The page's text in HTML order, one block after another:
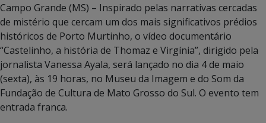
Campo Grande (MS) – Inspirado pelas narrativas cercadas
de mistério que cercam um dos mais significativos prédios
históricos de Porto Murtinho, o vídeo documentário
“Castelinho, a história de Thomaz e Virgínia”, dirigido pela
jornalista Vanessa Ayala, será lançado no dia 4 de maio
(sexta), às 19 horas, no Museu da Imagem e do Som da
Fundação de Cultura de Mato Grosso do Sul. O evento tem
entrada franca.